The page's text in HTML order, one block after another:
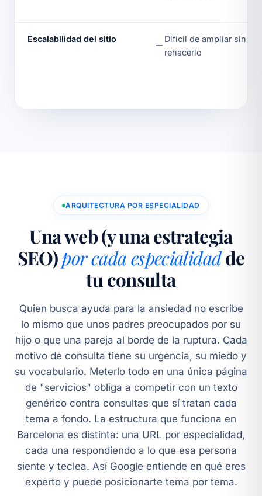
Escalabilidad del sitio
Difícil de ampliar sin
rehacerlo
ARQUITECTURA POR ESPECIALIDAD
Una web (y una estrategia
SEO)por cada especialidadde
tu consulta
Quien busca ayuda para la ansiedad no escribe
lo mismo que unos padres preocupados por su
hijo o que una pareja al borde de la ruptura. Cada
motivo de consulta tiene su urgencia, su miedo y
su vocabulario. Meterlo todo en una única página
de "servicios" obliga a competir con un texto
genérico contra consultas que sí tratan cada
tema a fondo. La estructura que funciona en
Barcelona es distinta: una URL por especialidad,
cada una respondiendo a lo que esa persona
siente y teclea. Así Google entiende en qué eres
experto y puede posicionarte tema por tema.